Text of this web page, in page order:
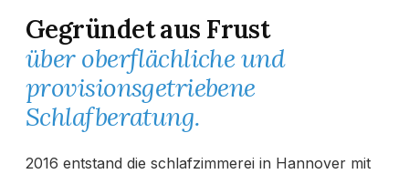
Gegründet aus Frust
über oberflächliche und
provisionsgetriebene
Schlafberatung.
2016 entstand die schlafzimmerei in Hannover mit